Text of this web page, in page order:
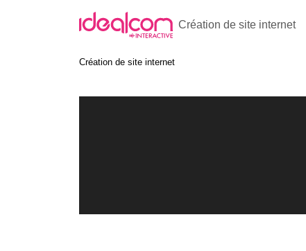
Création de site internet
Création de site internet